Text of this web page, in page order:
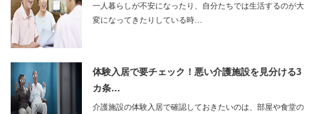
一人暮らしが不安になったり、自分たちでは生活するのが大
変になってきたりしている時…
体験入居で要チェック！悪い介護施設を見分ける3
カ条…
介護施設の体験入居で確認しておきたいのは、部屋や食堂の